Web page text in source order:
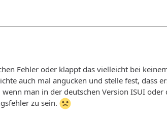
Fehler oder klappt das vielleicht bei
auch mal angucken und stelle fest, dass
man in der deutschen Version ISUI oder
zu sein.